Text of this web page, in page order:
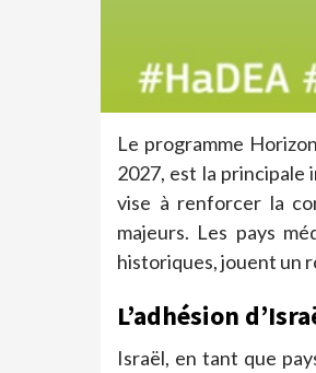
Le programme
2027, est la principale
vise à renforcer la
majeurs. Les pays
historiques, jouent un
L’adhésion
Israël, en tant que